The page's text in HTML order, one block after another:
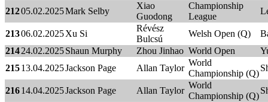
21205.02.2025Mark Selby
Xiao
Guodong
Championship
League
21306.02.2025Xu Si
Révész
Bulcsú
Welsh Open (Q)
21424.02.2025Shaun Murphy Zhou Jinhao World Open
21513.04.2025Jackson Page Allan Taylor
World
Championship (Q)
21614.04.2025Jackson Page Allan Taylor
World
Championship (Q)